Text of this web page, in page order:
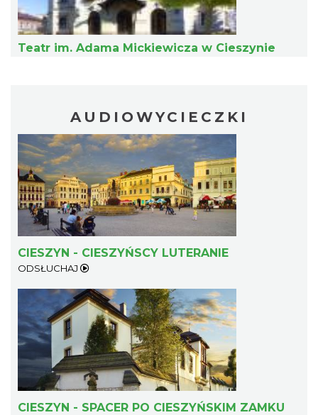
Cieszyn
2026-08-30
Cieszyn
2026-09-06
0.24 km
Cieszyn
Teatr im. Adama Mickiewicza w Cieszynie
AUDIOWYCIECZKI
CIESZYN - CIESZYŃSCY LUTERANIE
ODSŁUCHAJ
CIESZYN - SPACER PO CIESZYŃSKIM ZAMKU